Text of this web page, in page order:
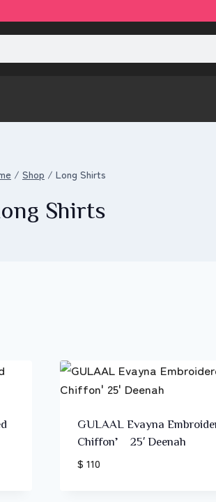
/ Shop / Long Shirts
Shirts
GULAAL Evayna
Chiffon’ 25′ Deenah
$ 110